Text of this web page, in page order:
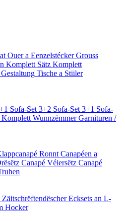
Ouer a EenzelstéckerGrouss
Komplett Sätz Komplett
Tische a Stiiler
Sofa-Set 3+2 Sofa-Set 3+1 Sofa-
Komplett Wunnzëmmer Garnituren /
Ronnt Canapéen a
Canapé Véiersëtz Canapé
ZäitschrëftendëscherEcksets an L-
Hocker